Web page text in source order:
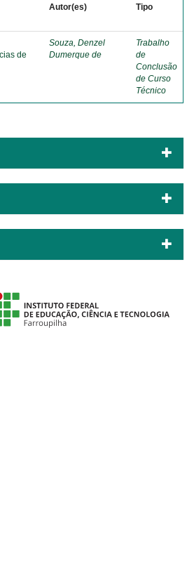
Autor(es) Tipo
de
Souza, Denzel
Dumerque de
Trabalho
de
Conclusão
de Curso
Técnico